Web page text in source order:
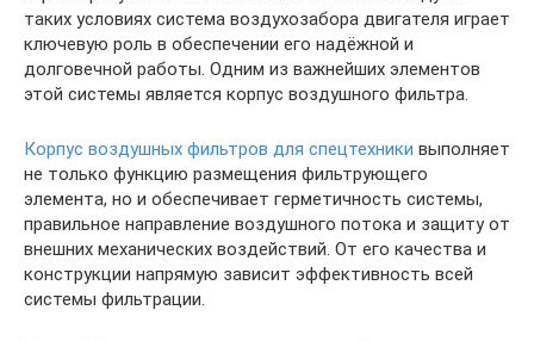
таких условиях система воздухозабора двигателя играет
ключевую роль в обеспечении его надёжной и
долговечной работы. Одним из важнейших элементов
этой системы является корпус воздушного фильтра.
Корпус воздушных фильтров для спецтехники выполняет
не только функцию размещения фильтрующего
элемента, но и обеспечивает герметичность системы,
правильное направление воздушного потока и защиту от
внешних механических воздействий. От его качества и
конструкции напрямую зависит эффективность всей
системы фильтрации.